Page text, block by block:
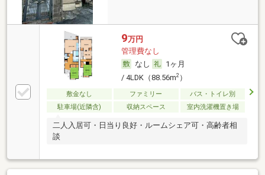
9万円
管理費なし
なし
1ヶ月
/ 4LDK（88.56m2）
敷金なし ファミリー
バス・トイレ別
駐車場(近隣含)
収納スペース 室内洗濯機置き場
二人入居可・日当り良好・ルームシェア可・高齢者相
談